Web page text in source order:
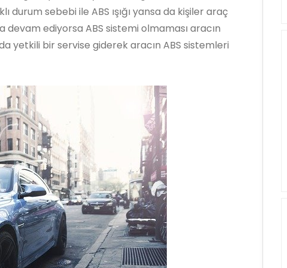
durum sebebi ile ABS ışığı yansa da kişiler araç
ediyorsa ABS sistemi olmaması aracın
yetkili bir servise giderek aracın ABS sistemleri